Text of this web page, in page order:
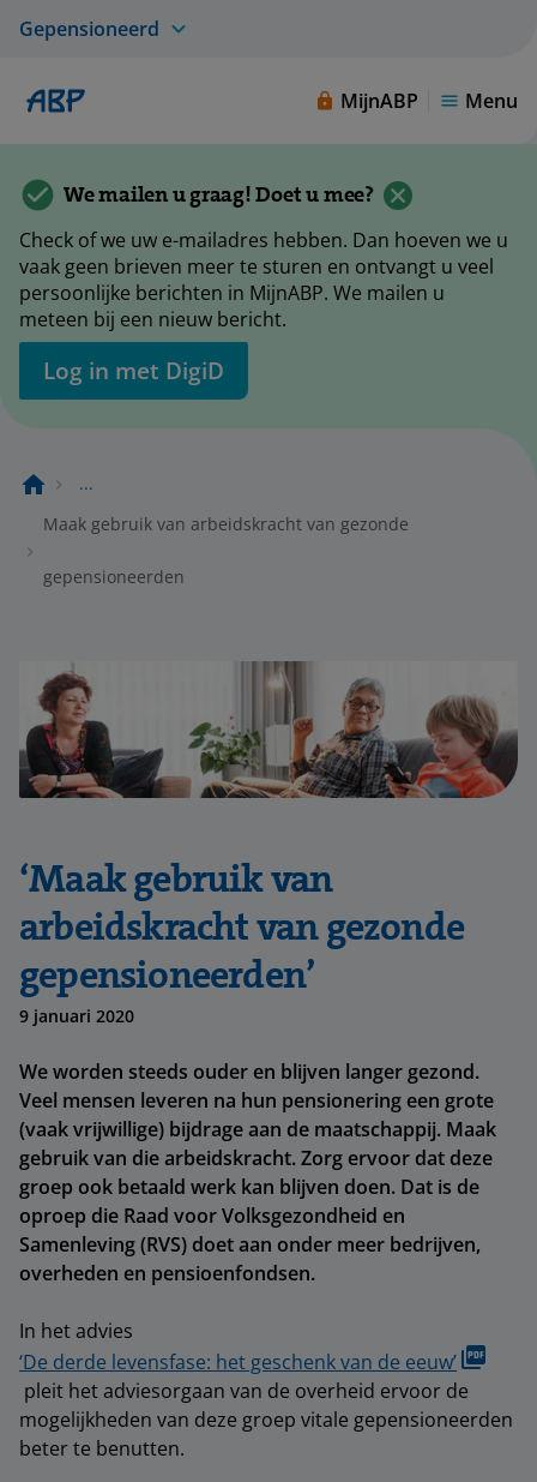
Gepensioneerd
MijnABP Menu
We mailen u graag! Doet u mee?
Check of we uw e-mailadres hebben. Dan hoeven we u
vaak geen brieven meer te sturen en ontvangt u veel
persoonlijke berichten in MijnABP. We mailen u
meteen bij een nieuw bericht.
Log in met DigiD
...
Maak gebruik van arbeidskracht van gezonde
gepensioneerden
‘Maak gebruik van
arbeidskracht van gezonde
gepensioneerden’
9 januari 2020
We worden steeds ouder en blijven langer gezond.
Veel mensen leveren na hun pensionering een grote
(vaak vrijwillige) bijdrage aan de maatschappij. Maak
gebruik van die arbeidskracht. Zorg ervoor dat deze
groep ook betaald werk kan blijven doen. Dat is de
oproep die Raad voor Volksgezondheid en
Samenleving (RVS) doet aan onder meer bedrijven,
overheden en pensioenfondsen.
In het advies
‘De derde levensfase: het geschenk van de eeuw’
pleit het adviesorgaan van de overheid ervoor de
mogelijkheden van deze groep vitale gepensioneerden
beter te benutten.